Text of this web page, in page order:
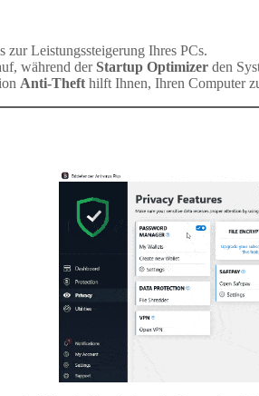
zur Leistungssteigerung Ihres PCs.
während der Startup Optimizer den
Anti-Theft hilft Ihnen, Ihren Computer